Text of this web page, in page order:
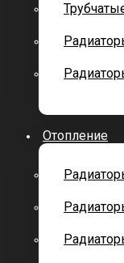
Отопление